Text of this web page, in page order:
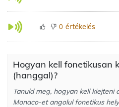
0 értékelés
Hogyan kell fonetikusan
(hanggal)?
Tanuld meg, hogyan kell kiejteni
Monaco-et angolul fonetikus